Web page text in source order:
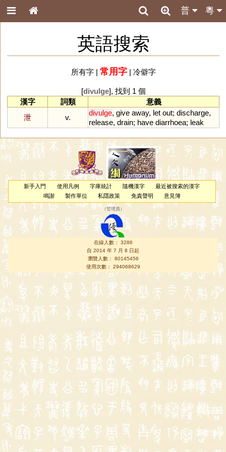
粵
普
英語搜索
所有字| 常用字| 冷僻字
[divulge], 找到 1 個
漢字
詞類
意義
泄
v.
divulge, give away, let out; discharge,
release, drain; have diarrhoea; leak
新手入門 使用凡例 字庫統計 隨機漢字
最近被搜索的漢字
鳴謝
製作單位 私隱政策 免責聲明 意見簿
（管理員 ）
在線人數： 3286
自 2014 年 7 月 8 日起
瀏覽人數： 80145456
使用次數： 294068629